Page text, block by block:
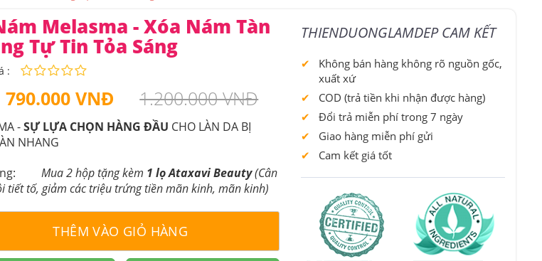
Melasma - Xóa Nám Tàn
Tự Tin Tỏa Sáng
:
790.000 VNĐ 1.200.000 VNĐ
-SỰ LỰA CHỌN HÀNG ĐẦU CHO LÀN DA BỊ
NHANG
Mua 2 hộp tặng kèm 1 lọ Ataxavi Beauty(Cân
tiết tố, giảm các triệu trứng tiền mãn kinh, mãn kinh)
THÊM VÀO GIỎ HÀNG
THIENDUONGLAMDEP CAM KẾT
Không bán hàng không rõ nguồn gốc,
xuất xứ
COD (trả tiền khi nhận được hàng)
Đổi trả miễn phí trong 7 ngày
Giao hàng miễn phí gửi
Cam kết giá tốt